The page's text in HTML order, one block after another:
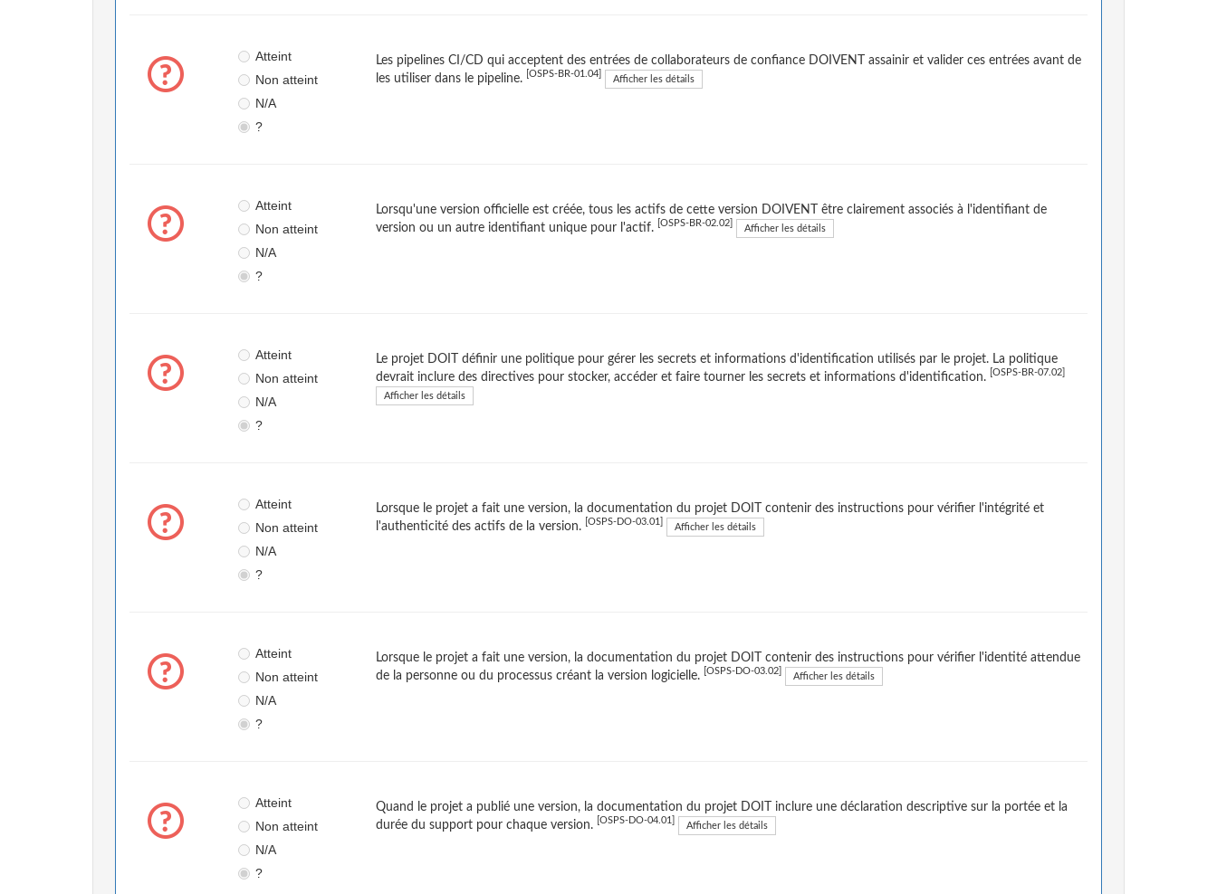
Atteint
Non atteint
N/A
?
Les pipelines CI/CD qui acceptent des entrées de collaborateurs de confiance DOIVENT assainir et valider ces entrées avant de
les utiliser dans le pipeline.
[OSPS-BR-01.04] Afficher les détails
Atteint
Non atteint
N/A
?
Lorsqu'une version officielle est créée, tous les actifs de cette version DOIVENT être clairement associés à l'identifiant de
version ou un autre identifiant unique pour l'actif.
[OSPS-BR-02.02] Afficher les détails
Atteint
Non atteint
N/A
?
Le projet DOIT définir une politique pour gérer les secrets et informations d'identification utilisés par le projet. La politique
devrait inclure des directives pour stocker, accéder et faire tourner les secrets et informations d'identification.
[OSPS-BR-07.02]
Afficher les détails
Atteint
Non atteint
N/A
?
Lorsque le projet a fait une version, la documentation du projet DOIT contenir des instructions pour vérifier l'intégrité et
l'authenticité des actifs de la version.
[OSPS-DO-03.01] Afficher les détails
Atteint
Non atteint
N/A
?
Lorsque le projet a fait une version, la documentation du projet DOIT contenir des instructions pour vérifier l'identité attendue
de la personne ou du processus créant la version logicielle.
[OSPS-DO-03.02] Afficher les détails
Atteint
Non atteint
N/A
?
Quand le projet a publié une version, la documentation du projet DOIT inclure une déclaration descriptive sur la portée et la
durée du support pour chaque version.
[OSPS-DO-04.01] Afficher les détails